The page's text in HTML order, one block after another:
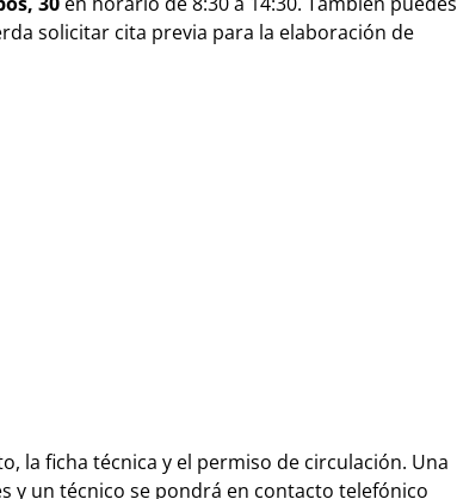
solicitar cita previa para la elaboración de
la ficha técnica y el permiso de circulación. Una
y un técnico se pondrá en contacto telefónico